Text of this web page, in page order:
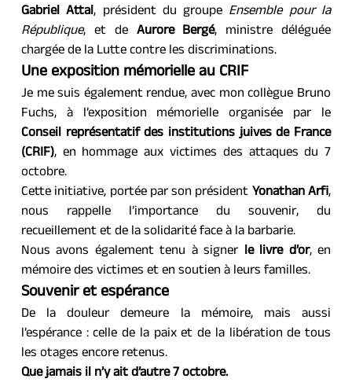
Gabriel Attal, président du groupe Ensemble pour la
République, et de Aurore Bergé, ministre déléguée
chargée de la Lutte contre les discriminations.
Une exposition mémorielle au CRIF
Je me suis également rendue, avec mon collègue Bruno
Conseil représentatif des institutions juives de France
(CRIF), en hommage aux victimes des attaques du 7
octobre.
Cette initiative, portée par son président Yonathan Arfi,
nous rappelle l’importance du souvenir, du
recueillement et de la solidarité face à la barbarie.
Nous avons également tenu à signer le livre d’or, en
mémoire des victimes et en soutien à leurs familles.
Souvenir et espérance
De la douleur demeure la mémoire, mais aussi
l’espérance : celle de la paix et de la libération de tous
les otages encore retenus.
Que jamais il n’y ait d’autre 7 octobre.